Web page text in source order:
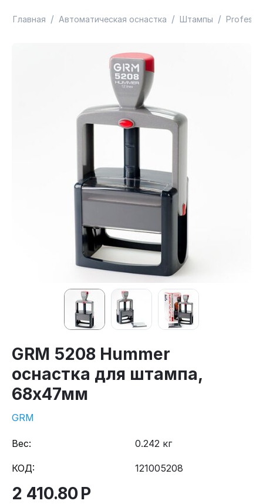
Главная / Автоматическая оснастка / Штампы /
GRM 5208 Hummer
оснастка для штампа,
68х47мм
GRM
Вес: 0.242 кг
КОД: 121005208
2 410.80Р